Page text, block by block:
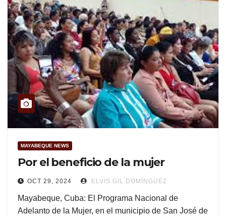
MAYABEQUE NEWS
Por el beneficio de la mujer
OCT 29, 2024 ELVIS GIL DOMÍNGUEZ
Mayabeque, Cuba: El Programa Nacional de
Adelanto de la Mujer, en el municipio de San José de